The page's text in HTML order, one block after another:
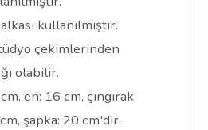
kullanılmıştır.
çekimlerinden
olabilir.
en: 16 cm, çıngırak
şapka: 20 cm'dir.